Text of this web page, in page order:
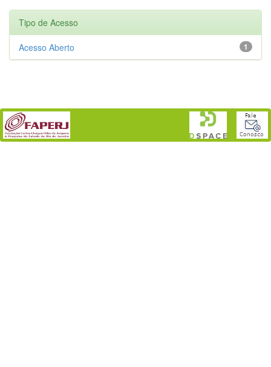
Tipo de Acesso
1
Acesso Aberto